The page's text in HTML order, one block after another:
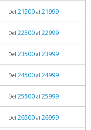
Del 21500al 21999
Del 22500al 22999
Del 23500al 23999
Del 24500al 24999
Del 25500al 25999
Del 26500al 26999